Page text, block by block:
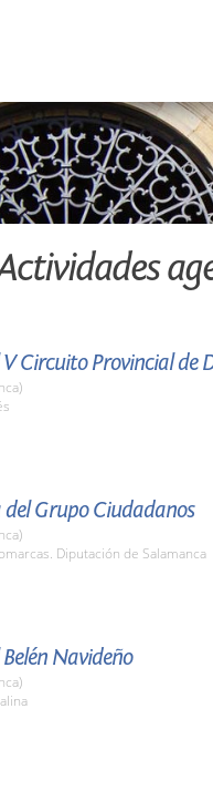
V Circuito Provincial de
del Grupo Ciudadanos
Diputación de Salamanca
Navideño